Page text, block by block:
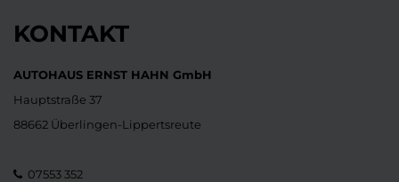
KONTAKT
AUTOHAUS ERNST HAHN GmbH
Hauptstraße 37
88662 Überlingen-Lippertsreute
07553 352